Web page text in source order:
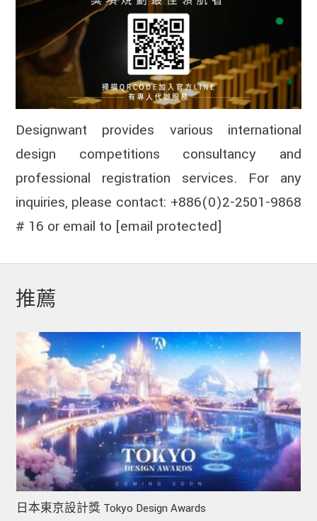
Designwant provides various international
design competitions consultancy and
professional registration services. For any
inquiries, please contact: +886(0)2-2501-9868
# 16 or email to [email protected]
推薦
日本東京設計獎 Tokyo Design Awards